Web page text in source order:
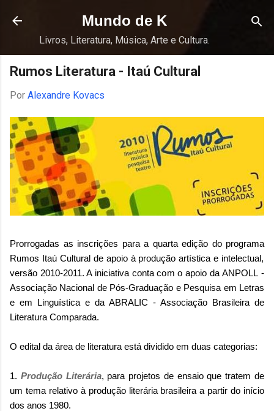
Pular para o conteúdo principal
Mundo de K
Livros, Literatura, Música, Arte e Cultura.
Rumos Literatura - Itaú Cultural
Por Alexandre Kovacs
Prorrogadas as inscrições para a quarta edição do programa
Rumos Itaú Cultural de apoio à produção artística e intelectual,
versão 2010-2011. A iniciativa conta com o apoio daANPOLL -
Associação Nacional de Pós-Graduação e Pesquisa em Letras
e em Linguística e da ABRALIC - Associação Brasileira de
Literatura Comparada.
O edital da área de literatura está dividido em duas categorias:
1. Produção Literária, para projetos de ensaio que tratem de
um tema relativo à produção literária brasileira a partir do início
dos anos 1980.